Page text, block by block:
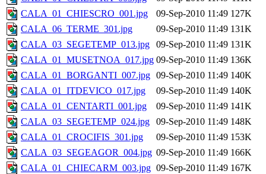
CALA_01_CHIESCRO_001.jpg
09-Sep-2010 11:49 127K
CALA_06_TERME_301.jpg
09-Sep-2010 11:49 131K
CALA_03_SEGETEMP_013.jpg
09-Sep-2010 11:49 131K
CALA_01_MUSETNOA_017.jpg 09-Sep-2010 11:49 136K
CALA_01_BORGANTI_007.jpg 09-Sep-2010 11:49 140K
CALA_01_ITDEVICO_017.jpg
09-Sep-2010 11:49 140K
CALA_01_CENTARTI_001.jpg
09-Sep-2010 11:49 141K
CALA_03_SEGETEMP_024.jpg
09-Sep-2010 11:49 148K
CALA_01_CROCIFIS_301.jpg
09-Sep-2010 11:49 153K
CALA_03_SEGEAGOR_004.jpg 09-Sep-2010 11:49 166K
CALA_01_CHIECARM_003.jpg 09-Sep-2010 11:49 167K